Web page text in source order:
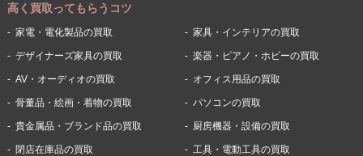
高く買取ってもらうコツ
家電・電化製品の買取 家具・インテリアの買取
デザイナーズ家具の買取 楽器・ピアノ・ホビーの買取
AV・オーディオの買取 オフィス用品の買取
骨董品・絵画・着物の買取 パソコンの買取
貴金属品・ブランド品の買取 厨房機器・設備の買取
閉店在庫品の買取 工具・電動工具の買取